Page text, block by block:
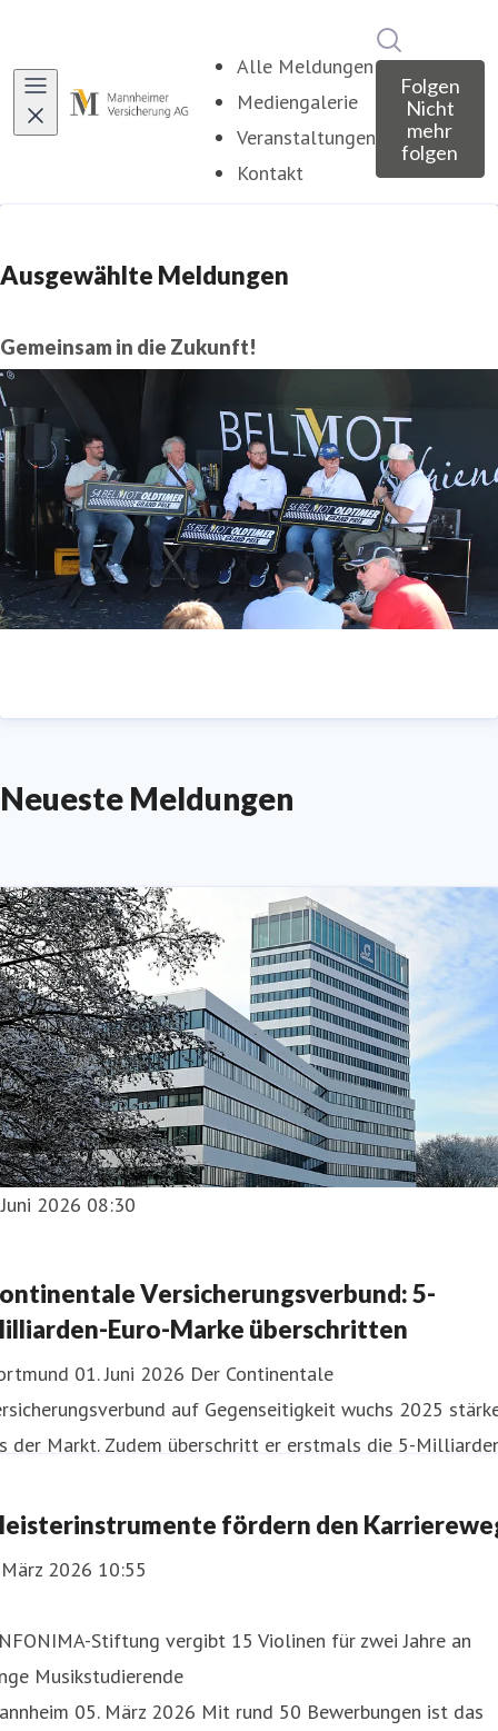
Alle Meldungen
Mediengalerie
Veranstaltungen
Kontakt
Folgen
Nicht
mehr
folgen
Neueste Meldungen
Ausgewählte Meldungen
Gemeinsam in die Zukunft!
2026 08:30
Versicherungsverbund: 5-
Euro-Marke überschritten
01. Juni 2026 Der Continentale
auf Gegenseitigkeit wuchs 2025
der Markt. Zudem überschritt er erstmals die 5-
Geschäft stiegen um 7,3 Prozent (Markt
fördern den
2026 10:55
Stiftung vergibt 15 Violinen für zwei Jahre an
Musikstudierende
05. März 2026 Mit rund 50 Bewerbungen ist das